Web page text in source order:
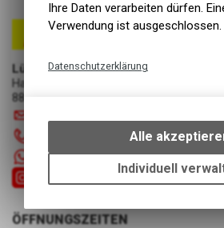
Lüscher Motor- & Bike World
Hauptstrasse 29a
8867 Niederurnen
+41 55 6103131
ÖFFNUNGSZEITEN
Ihre Daten verarbeiten dürfen.
Verwendung ist ausgeschlossen.
Datenschutzerklärung
bestimmte
Einstellungen auf
um die
Funktionen
Alle
Individuell